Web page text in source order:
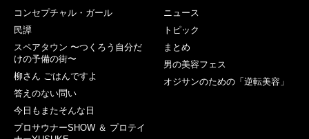
コンセプチャル・ガール
民譚
スペアタウン 〜つくろう自分だ
けの予備の街〜
柳さん ごはんですよ
答えのない問い
今日もまたそんな日
プロサウナーSHOW ＆ プロテイ
ニュース
トピック
まとめ
男の美容フェス
オジサンのための「逆転美容」